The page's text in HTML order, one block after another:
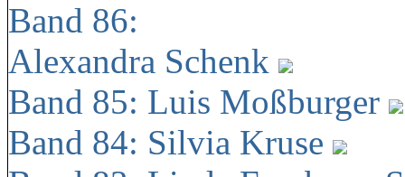
Band 86:
Alexandra Schenk
Band 85: Luis Moßburger
Band 84: Silvia Kruse